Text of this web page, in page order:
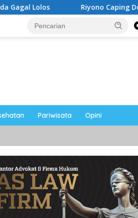
Riyono Caping Dorong Ibu-Ibu
Pariwisata Opini